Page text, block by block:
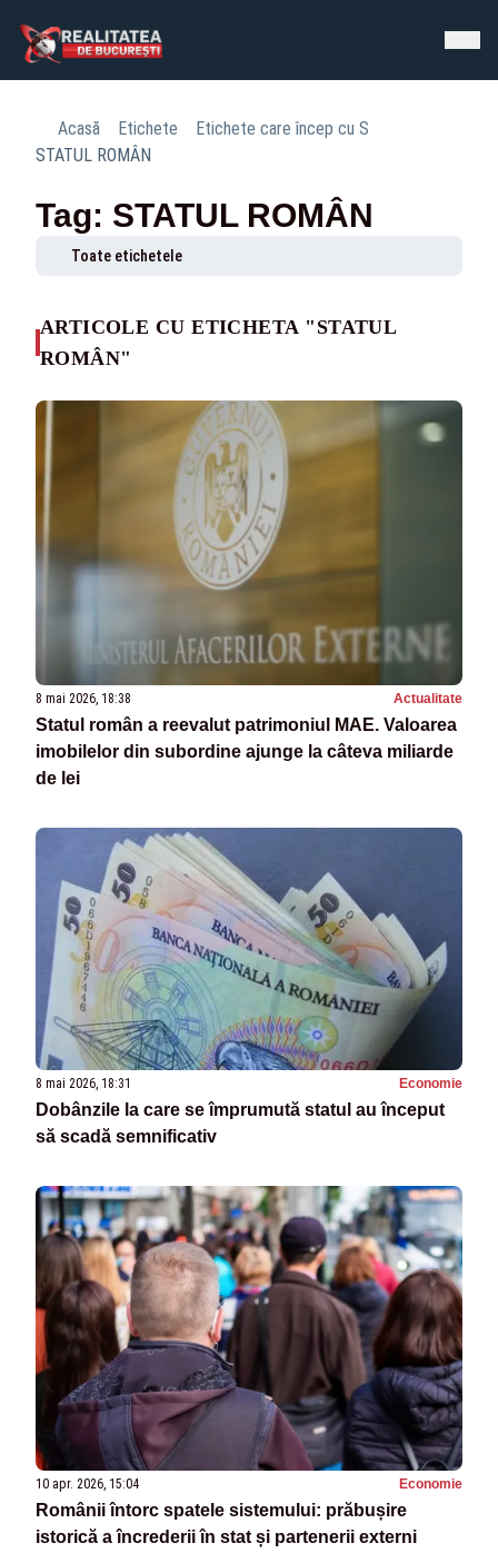
Acasă Etichete
Etichete care încep cu S
STATUL ROMÂN
Tag: STATUL ROMÂN
Toate etichetele
ARTICOLE CU ETICHETA "STATUL
ROMÂN"
8 mai 2026, 18:38 Actualitate
Statul român a reevalut patrimoniul MAE. Valoarea
imobilelor din subordine ajunge la câteva miliarde
de lei
8 mai 2026, 18:31 Economie
Dobânzile la care se împrumută statul au început
să scadă semnificativ
10 apr. 2026, 15:04 Economie
Românii întorc spatele sistemului: prăbușire
istorică a încrederii în stat și partenerii externi